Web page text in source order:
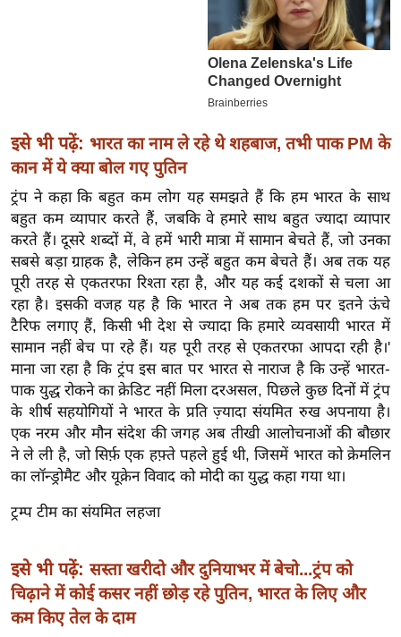
क्रा
इ
म
ई
-
पे
प
र
मि
सा
ल
बे
मि
सा
य
त
यं
इसे भी पढ़ें: भारत का नाम ले रहे थे शहबाज, तभी पाक PM के
कान में ये क्या बोल गए पुतिन
ट्रंप ने कहा कि बहुत कम लोग यह समझते हैं कि हम भारत के साथ
बहुत कम व्यापार करते हैं, जबकि वे हमारे साथ बहुत ज्यादा व्यापार
करते हैं। दूसरे शब्दों में, वे हमें भारी मात्रा में सामान बेचते हैं, जो उनका
सबसे बड़ा ग्राहक है, लेकिन हम उन्हें बहुत कम बेचते हैं। अब तक यह
पूरी तरह से एकतरफा रिश्ता रहा है, और यह कई दशकों से चला आ
रहा है। इसकी वजह यह है कि भारत ने अब तक हम पर इतने ऊंचे
टैरिफ लगाए हैं, किसी भी देश से ज्यादा कि हमारे व्यवसायी भारत में
सामान नहीं बेच पा रहे हैं। यह पूरी तरह से एकतरफा आपदा रही है।'
माना जा रहा है कि ट्रंप इस बात पर भारत से नाराज है कि उन्हें भारत-
पाक युद्ध रोकने का क्रेडिट नहीं मिला दरअसल, पिछले कुछ दिनों में ट्रंप
के शीर्ष सहयोगियों ने भारत के प्रति ज़्यादा संयमित रुख अपनाया है।
एक नरम और मौन संदेश की जगह अब तीखी आलोचनाओं की बौछार
ने ले ली है, जो सिर्फ़ एक हफ़्ते पहले हुई थी, जिसमें भारत को क्रेमलिन
का लॉन्ड्रोमैट और यूक्रेन विवाद को मोदी का युद्ध कहा गया था।
ट्रम्प टीम का संयमित लहजा
इसे भी पढ़ें: सस्ता खरीदो और दुनियाभर में बेचो...ट्रंप को
चिढ़ाने में कोई कसर नहीं छोड़ रहे पुतिन, भारत के लिए और
कम किए तेल के दाम